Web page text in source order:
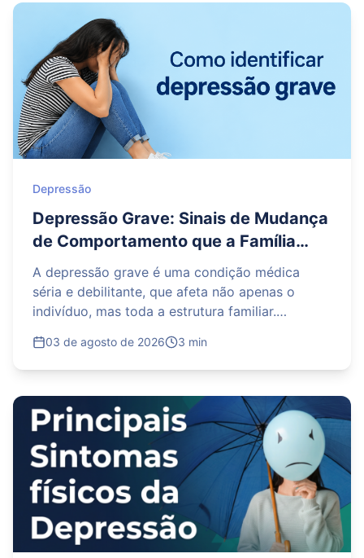
Depressão
Depressão Grave: Sinais de Mudança
de Comportamento que a Família
Percebe Primeiro
A depressão grave é uma condição médica
séria e debilitante, que afeta não apenas o
indivíduo, mas toda a estrutura familiar.
e amigos próximos são as primeiras a notar as
mudanças sutis no comportamento do paciente.
excessiva, perda de interesse em atividades
prazerosas, alterações no sono e apetite podem
ser os primeiros alertas. Este artigo discute
esses indicadores cruciais que a família deve
observar e destaca a importância de um
ambiente acolhedor para buscar ajuda
profissional. Não ignore os sinais; a intervenção
precoce pode salvar vidas.
03 de agosto de 2026 3 min